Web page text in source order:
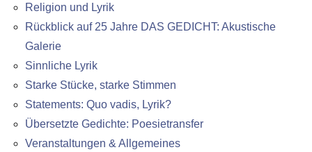
Religion und Lyrik
Rückblick auf 25 Jahre DAS GEDICHT: Akustische
Galerie
Sinnliche Lyrik
Starke Stücke, starke Stimmen
Statements: Quo vadis, Lyrik?
Übersetzte Gedichte: Poesietransfer
Veranstaltungen & Allgemeines